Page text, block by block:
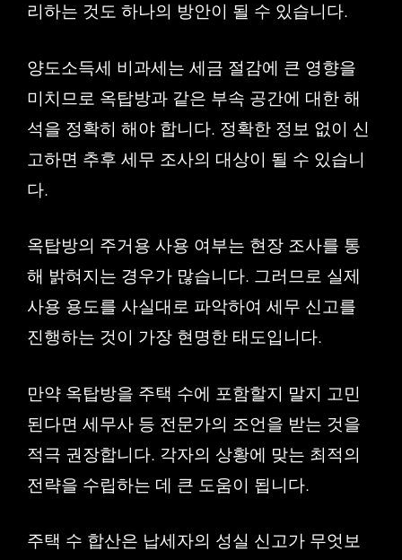
리하는 것도 하나의 방안이 될 수 있습니다.
양도소득세 비과세는 세금 절감에 큰 영향을
미치므로 옥탑방과 같은 부속 공간에 대한 해
석을 정확히 해야 합니다. 정확한 정보 없이 신
고하면 추후 세무 조사의 대상이 될 수 있습니
다.
옥탑방의 주거용 사용 여부는 현장 조사를 통
해 밝혀지는 경우가 많습니다. 그러므로 실제
사용 용도를 사실대로 파악하여 세무 신고를
진행하는 것이 가장 현명한 태도입니다.
만약 옥탑방을 주택 수에 포함할지 말지 고민
된다면 세무사 등 전문가의 조언을 받는 것을
적극 권장합니다. 각자의 상황에 맞는 최적의
전략을 수립하는 데 큰 도움이 됩니다.
주택 수 합산은 납세자의 성실 신고가 무엇보